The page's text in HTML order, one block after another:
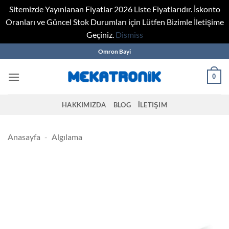
Sitemizde Yayınlanan Fiyatlar 2026 Liste Fiyatlarıdır. İskonto
Oranları ve Güncel Stok Durumları için Lütfen Bizimle İletişime
Geçiniz. Dismiss
to
content
Omron Bayi
0
HAKKIMIZDA BLOG İLETIŞIM
Anasayfa - Algılama